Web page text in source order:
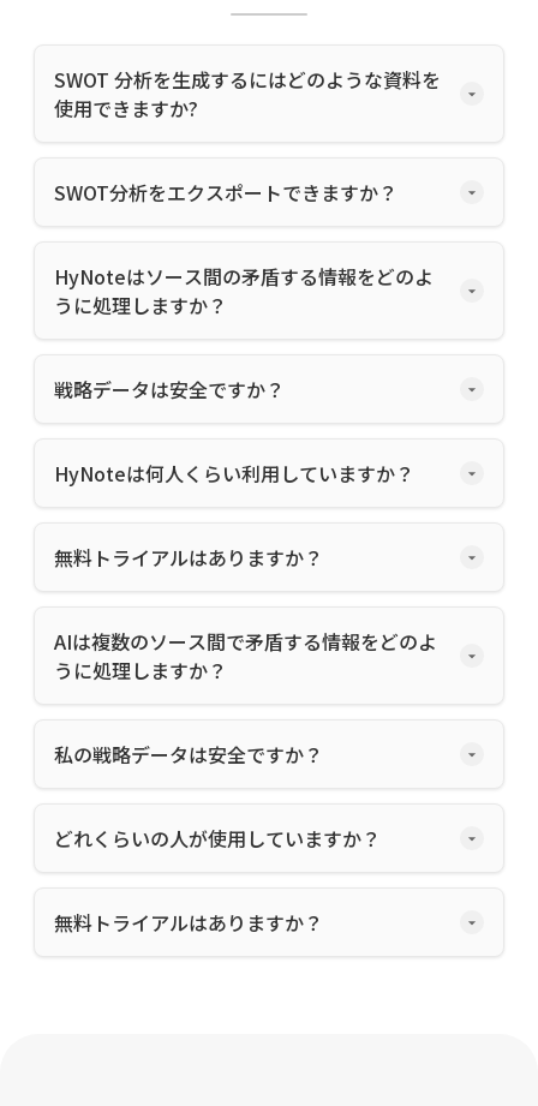
SWOT 分析を生成するにはどのような資料を
使用できますか?
SWOT分析をエクスポートできますか？
HyNoteはソース間の矛盾する情報をどのよ
うに処理しますか？
戦略データは安全ですか？
HyNoteは何人くらい利用していますか？
無料トライアルはありますか？
AIは複数のソース間で矛盾する情報をどのよ
うに処理しますか？
私の戦略データは安全ですか？
どれくらいの人が使用していますか？
無料トライアルはありますか？